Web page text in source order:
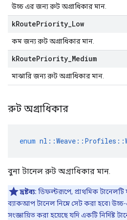
উচ্চ এর জন্য রুট অগ্রাধিকার মান.
kRoutePriority Low
কম জন্য রুট অগ্রাধিকার মান.
kRoutePriority Medium
মাঝারি জন্য রুট অগ্রাধিকার মান.
রুট অগ্রাধিকার
enum nl ::Weave :: Profiles ::
বুনা টানেল রুট অগ্রাধিকার মান.
দ্রষ্টব্য: ডিফল্টরূপে, প্রাথমিক টানেলটি
ব্যাকআপ টানেল নিম্নে সেট করা হবে৷
সংজ্ঞায়িত করা হয়েছে যদি একটি নির্দিষ্ট